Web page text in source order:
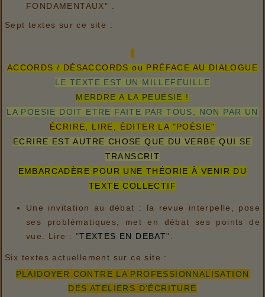
FONDAMENTAUX" .
Sept textes sur ce site :
ACCORDS / DÉSACCORDS ou PRÉFACE AU DIALOGUE
LE TEXTE EST UN MILLEFEUILLE
MERDRE A LA PEUESIE !
LA POESIE DOIT ETRE FAITE PAR TOUS, NON PAR UN
ÉCRIRE, LIRE, ÉDITER LA "POÉSIE"
ECRIRE EST AUTRE CHOSE QUE DU VERBE QUI SE
TRANSCRIT
EMBARCADÈRE POUR UNE THÉORIE À VENIR DU
TEXTE COLLECTIF
Une invitation au débat : la revue interpelle, pose
ses problématiques, met en débat ses points de
vue. Lire : "TEXTES EN DEBAT".
Six textes actuellement sur ce site :
PLAIDOYER CONTRE LA PROFESSIONNALISATION
DES ATELIERS D’ÉCRITURE